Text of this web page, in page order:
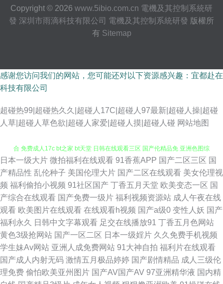
Copyright © 2026 www.5ibio.com.cn 電機及其控制系統研
發 深圳市雨滴科技有限公司 電機及其控制系統研發 版權所
有 Sitemap
感谢您访问我们的网站，您可能还对以下资源感兴趣：宜都赴在
科技有限公司
超碰热99|超碰热久久|超碰人17C|超碰人97最新|超碰人操|超碰
人草|超碰人草色欲|超碰人家爱|超碰人摸|超碰人碰 网站地图
国产五六区在线 国产一区三区三区 插bb视频 日韩中文字幕电影 国产另类综
合 免费成人17c bt之家 bt天堂 日韩在线观看三区 国产伦精品免 亚洲色图综
合 美女视频网站 91色禁 日本在线不卡 国产口爆 又粗又粗又黄又 欧美伊香
蕉久久综合网99 成人免费乱 五月天伊人影院 国产在线视频不卡香 亚洲中文
无 免费精品国产自在在线 99视频在线免费看 日日日日做夜 国产精品九色91
日本一级大片 微拍福利在线观看 91香蕉APP 国产二区三区 国
产精品性 乱伦种子 美国伦理大片 国产二区在线观看 美女伦理视
频 福利偷拍小视频 91社区国产 丁香五月天堂 欧美变态一区 国
产综合在线观看 国产免费一级片 福利视频资源站 成人午夜在线
观看 欧美图片在线观看 在线观看h视频 国产a级0 变性人妖 国产
福利永久
日韩中文字幕观看 足交在线播放91 丁香五月色网站
黄色3级抢网站 国产一区二区 日本一级婬片 久久免费手机视频
学生妹Av网站 亚洲人成免费网站 91大神自拍 福利片在线观看
国产成人内射无码 激情五月极品婷婷 国产剧情精品 成人三级伦
理免费 偷怕欧美亚州图片 国产AV国产AV 97亚洲精华液 国内精